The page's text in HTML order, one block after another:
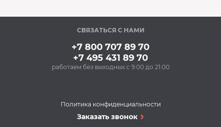
(500 мл) (для духовых
шкафов, грилей,
кухонных вытяжек)
468 Р
Вытяжка MAUNFELD
В наличии
СВЯЗАТЬСЯ С НАМИ
+7 800 707 89 70
+7 495 431 89 70
работаем без выходных с 9:00 до 21:00
Политика конфиденциальности
Заказать звонок